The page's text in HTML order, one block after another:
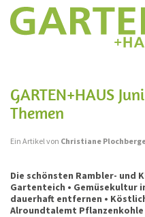
GARTEN+HAUS
Themen
Ein Artikel von Christiane
Die schönsten Rambler- und
Gartenteich • Gemüsekultur
dauerhaft entfernen •
Alroundtalemt Pflanzenkohle